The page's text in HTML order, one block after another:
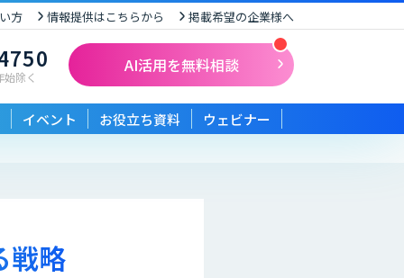
方 情報提供はこちらから 掲載希望の企業様へ
除く
AI活用を無料相談
イベント お役立ち資料 ウェビナー
戦略